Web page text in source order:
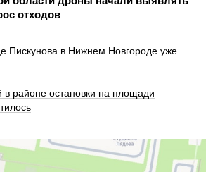
отходов
Пискунова в Нижнем Новгороде уже
районе остановки на площади